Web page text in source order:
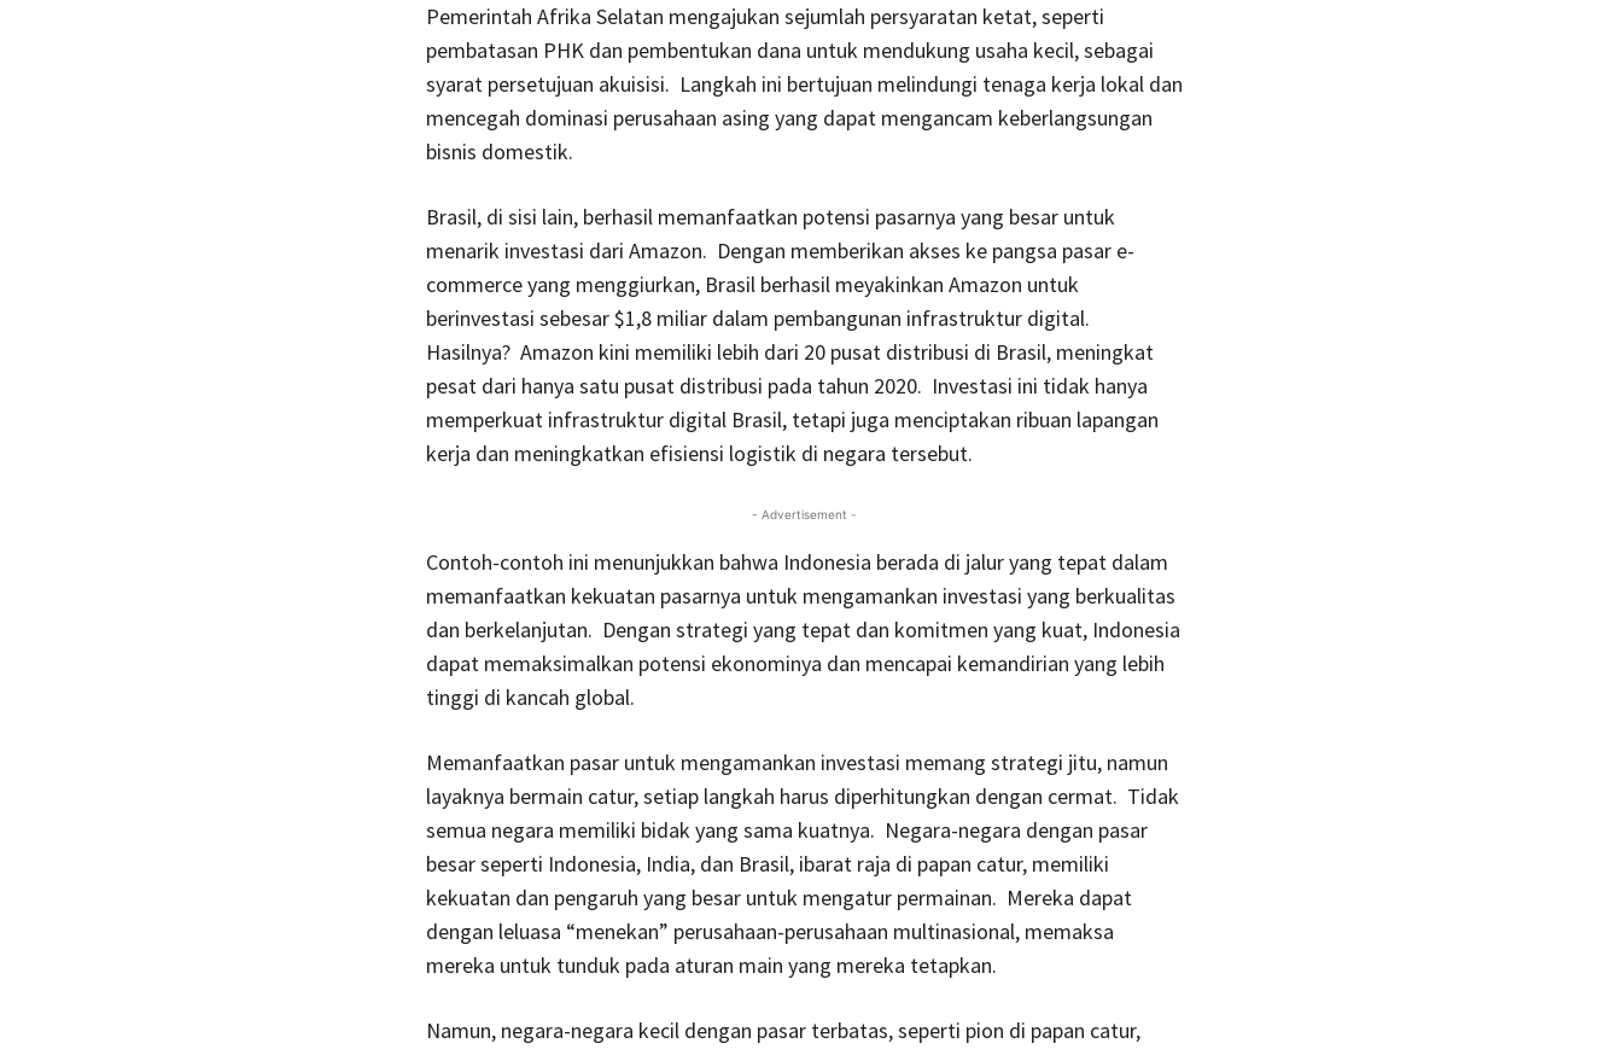
Pemerintah Afrika Selatan mengajukan sejumlah persyaratan ketat, seperti
pembatasan PHK dan pembentukan dana untuk mendukung usaha kecil, sebagai
syarat persetujuan akuisisi. Langkah ini bertujuan melindungi tenaga kerja lokal dan
mencegah dominasi perusahaan asing yang dapat mengancam keberlangsungan
bisnis domestik.
Brasil, di sisi lain, berhasil memanfaatkan potensi pasarnya yang besar untuk
menarik investasi dari Amazon. Dengan memberikan akses ke pangsa pasar e-
commerce yang menggiurkan, Brasil berhasil meyakinkan Amazon untuk
berinvestasi sebesar $1,8 miliar dalam pembangunan infrastruktur digital.
Hasilnya? Amazon kini memiliki lebih dari 20 pusat distribusi di Brasil, meningkat
pesat dari hanya satu pusat distribusi pada tahun 2020. Investasi ini tidak hanya
memperkuat infrastruktur digital Brasil, tetapi juga menciptakan ribuan lapangan
kerja dan meningkatkan efisiensi logistik di negara tersebut.
- Advertisement -
Contoh-contoh ini menunjukkan bahwa Indonesia berada di jalur yang tepat dalam
memanfaatkan kekuatan pasarnya untuk mengamankan investasi yang berkualitas
dan berkelanjutan. Dengan strategi yang tepat dan komitmen yang kuat, Indonesia
dapat memaksimalkan potensi ekonominya dan mencapai kemandirian yang lebih
tinggi di kancah global.
Memanfaatkan pasar untuk mengamankan investasi memang strategi jitu, namun
layaknya bermain catur, setiap langkah harus diperhitungkan dengan cermat. Tidak
semua negara memiliki bidak yang sama kuatnya. Negara-negara dengan pasar
besar seperti Indonesia, India, dan Brasil, ibarat raja di papan catur, memiliki
kekuatan dan pengaruh yang besar untuk mengatur permainan. Mereka dapat
dengan leluasa “menekan” perusahaan-perusahaan multinasional, memaksa
mereka untuk tunduk pada aturan main yang mereka tetapkan.
Namun, negara-negara kecil dengan pasar terbatas, seperti pion di papan catur,